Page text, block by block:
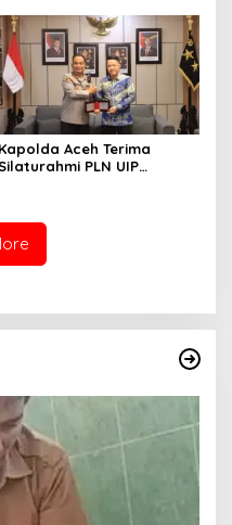
Kapolda Aceh Terima
Silaturahmi PLN UIP